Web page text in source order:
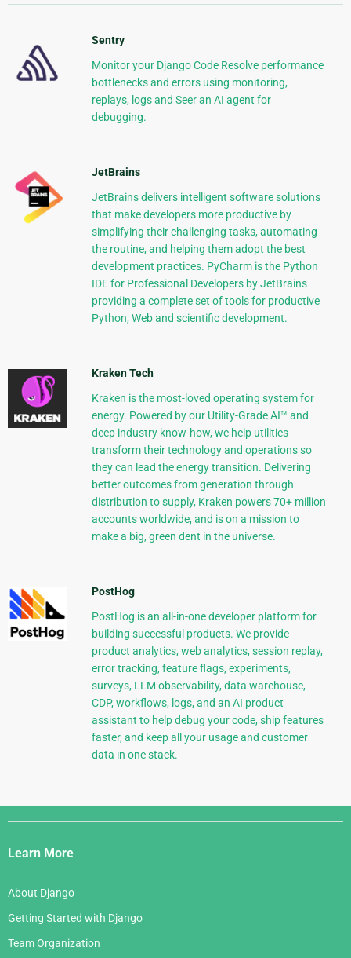
Sentry
Monitor your Django Code Resolve performance
bottlenecks and errors using monitoring,
replays, logs and Seer an AI agent for
debugging.
JetBrains
JetBrains delivers intelligent software solutions
that make developers more productive by
simplifying their challenging tasks, automating
the routine, and helping them adopt the best
development practices. PyCharm is the Python
IDE for Professional Developers by JetBrains
providing a complete set of tools for productive
Python, Web and scientific development.
Kraken Tech
Kraken is the most-loved operating system for
energy. Powered by our Utility-Grade AI™ and
deep industry know-how, we help utilities
transform their technology and operations so
they can lead the energy transition. Delivering
better outcomes from generation through
distribution to supply, Kraken powers 70+ million
accounts worldwide, and is on a mission to
make a big, green dent in the universe.
PostHog
PostHog is an all-in-one developer platform for
building successful products. We provide
product analytics, web analytics, session replay,
error tracking, feature flags, experiments,
surveys, LLM observability, data warehouse,
CDP, workflows, logs, and an AI product
assistant to help debug your code, ship features
faster, and keep all your usage and customer
data in one stack.
Django
Links
Learn More
About Django
Getting Started with Django
Team Organization